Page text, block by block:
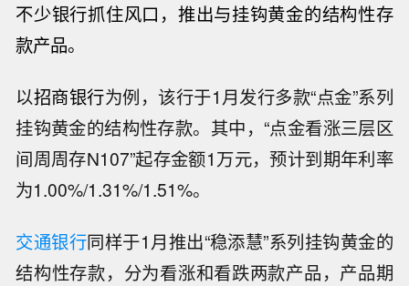
不少银行抓住风口，推出与挂钩黄金的结构性存
款产品。
以招商银行为例，该行于1月发行多款“点金”系列
挂钩黄金的结构性存款。其中，“点金看涨三层区
间周周存N107”起存金额1万元，预计到期年利率
为1.00%/1.31%/1.51%。
交通银行同样于1月推出“稳添慧”系列挂钩黄金的
结构性存款，分为看涨和看跌两款产品，产品期